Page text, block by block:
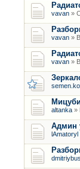
vavan »
vavan »
vavan »
altanka »
Админ
lAmatoryl
dmitriybus